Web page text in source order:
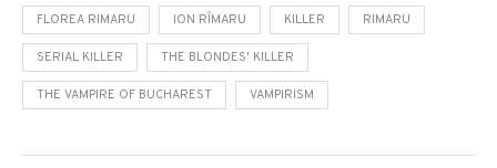
FLOREA RIMARU ION RÎMARU KILLER RIMARU
SERIAL KILLER THE BLONDES' KILLER
THE VAMPIRE OF BUCHAREST VAMPIRISM